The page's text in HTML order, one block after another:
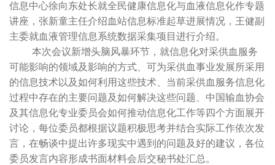
信息中心徐向东处长就全民健康信息化与血液信息化作专题
讲座，张新童主任介绍血站信息标准起草进展情况，王健副
主委就血液管理信息系统数据采集项目进行介绍。
本次会议新增头脑风暴环节，就信息化对采供血服务
可能影响的领域及影响的方式、可为采供血事业发展所采用
的信息技术以及如何利用这些技术、当前采供血服务信息化
过程中存在的主要问题及如何解决这些问题、中国输血协会
及其信息化专业委员会如何推动信息化工作等四个方面展开
讨论，每位委员都根据议题积极思考并结合实际工作依次发
言，在畅谈中提出许多现实中遇到的问题及好的建议，各位
委员发言内容形成书面材料会后交秘书处汇总。